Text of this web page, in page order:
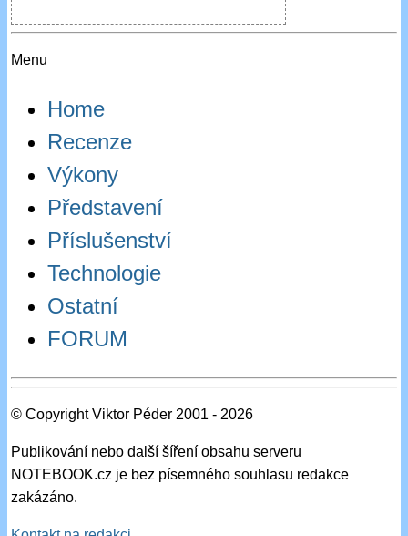
Menu
Home
Recenze
Výkony
Představení
Příslušenství
Technologie
Ostatní
FORUM
© Copyright Viktor Péder 2001 - 2026
Publikování nebo další šíření obsahu serveru
NOTEBOOK.cz je bez písemného souhlasu redakce
zakázáno.